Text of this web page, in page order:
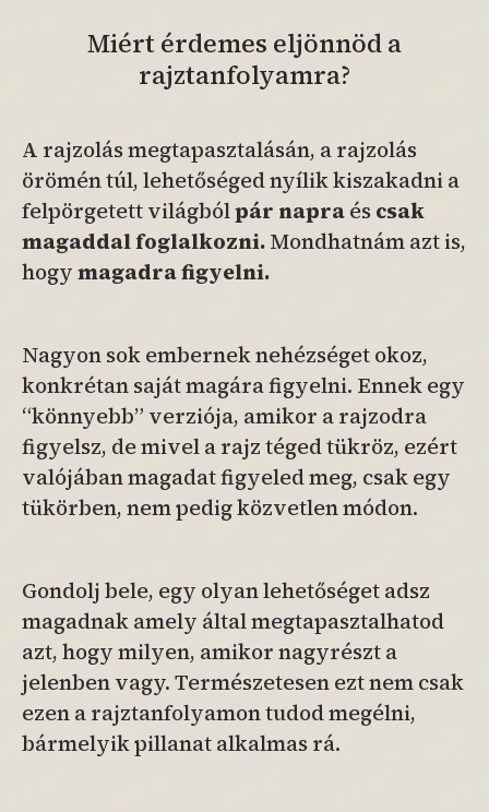
Miért érdemes eljönnöd a
rajztanfolyamra?
A rajzolás megtapasztalásán, a rajzolás
örömén túl, lehetőséged nyílik kiszakadni a
felpörgetett világbólpár napraéscsak
magaddal foglalkozni.Mondhatnám azt is,
hogymagadra figyelni.
Nagyon sok embernek nehézséget okoz,
konkrétan saját magára figyelni. Ennek egy
“könnyebb” verziója, amikor a rajzodra
figyelsz, de mivel a rajz téged tükröz, ezért
valójában magadat figyeled meg, csak egy
tükörben, nem pedig közvetlen módon.
Gondolj bele, egy olyan lehetőséget adsz
magadnak amely által megtapasztalhatod
azt, hogy milyen, amikor nagyrészt a
jelenben vagy. Természetesen ezt nem csak
ezen arajztanfolyamon tudod megélni,
bármelyik pillanat alkalmas rá.